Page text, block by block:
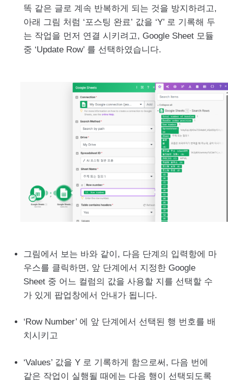
똑 같은 글로 계속 반복하게 되는 것을 방지하려고,
아래 그림 처럼 ‘포스팅 완료’ 값을 ‘Y’ 로 기록해 두
는 작업을 먼저 연결 시키려고, Google Sheet 모듈
중 ‘Update Row’ 를 선택하였습니다.
그림에서 보는 바와 같이, 다음 단계의 입력항에 마
우스를 클릭하면, 앞 단계에서 지정한 Google
Sheet 중 어느 컬럼의 값을 사용할 지를 선택할 수
가 있게 팝업창에서 안내가 됩니다.
‘Row Number’ 에 앞 단계에서 선택된 행 번호를 배
치시키고
‘Values’ 값을 Y 로 기록하게 함으로써, 다음 번에
같은 작업이 실행될 때에는 다음 행이 선택되도록